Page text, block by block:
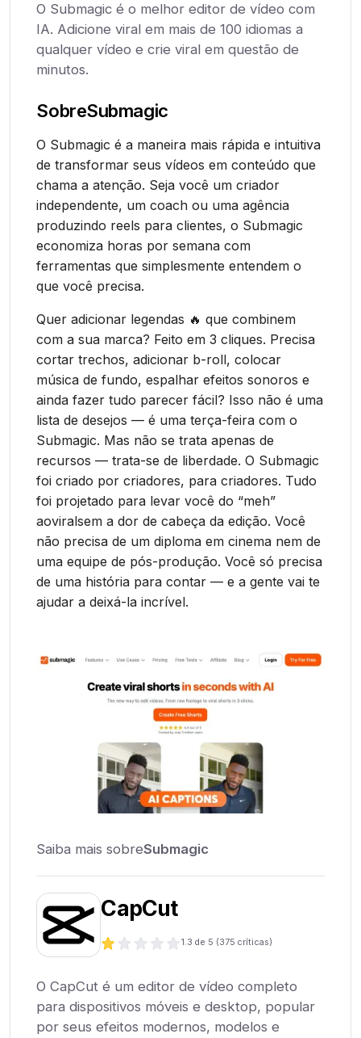
O Submagic é o melhor editor de vídeo com
IA. Adicione viral em mais de 100 idiomas a
qualquer vídeo e crie viral em questão de
minutos.
SobreSubmagic
O Submagic é a maneira mais rápida e intuitiva
de transformar seus vídeos em conteúdo que
chama a atenção. Seja você um criador
independente, um coach ou uma agência
produzindo reels para clientes, o Submagic
economiza horas por semana com
ferramentas que simplesmente entendem o
que você precisa.
Quer adicionar legendas 🔥 que combinem
com a sua marca? Feito em 3 cliques. Precisa
cortar trechos, adicionar b-roll, colocar
música de fundo, espalhar efeitos sonoros e
ainda fazer tudo parecer fácil? Isso não é uma
lista de desejos — é uma terça-feira com o
Submagic. Mas não se trata apenas de
recursos — trata-se de liberdade. O Submagic
foi criado por criadores, para criadores. Tudo
foi projetado para levar você do “meh”
aoviralsem a dor de cabeça da edição. Você
não precisa de um diploma em cinema nem de
uma equipe de pós-produção. Você só precisa
de uma história para contar — e a gente vai te
ajudar a deixá-la incrível.
Saiba mais sobreSubmagic
CapCut
1.3 de 5 (375 críticas)
O CapCut é um editor de vídeo completo
para dispositivos móveis e desktop, popular
por seus efeitos modernos, modelos e